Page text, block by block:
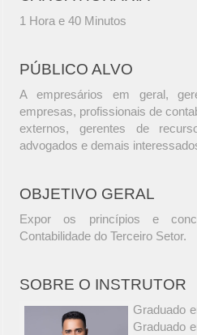
1 Hora e 40 Minutos
PÚBLICO ALVO
A empresários em geral,
empresas, profissionais de
externos, gerentes de
advogados e demais
OBJETIVO GERAL
Expor os princípios e
Contabilidade do Terceiro Setor.
SOBRE O INSTRUTOR
Graduado
Graduado